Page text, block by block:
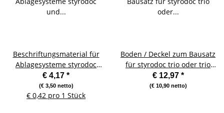
Beschriftungsmaterial für
Ablagesysteme styrodoc
und styroval
€ 4,17 *
(€ 3,50 netto)
€ 0,42 pro 1 Stück
Boden / Deckel zum Bausatz
für styrodoc trio oder trio
JUMBO Erweiterung grau
€ 12,97 *
(€ 10,90 netto)